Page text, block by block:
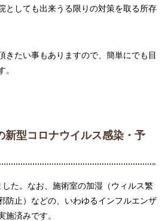
としても出来うる限りの対策を取る所存
きたい事もありますので、簡単にでも目
。
新型コロナウイルス感染・予
た。なお、施術室の加湿（ウィルス繁
防止）などの、いわゆるインフルエンザ
施済みです。